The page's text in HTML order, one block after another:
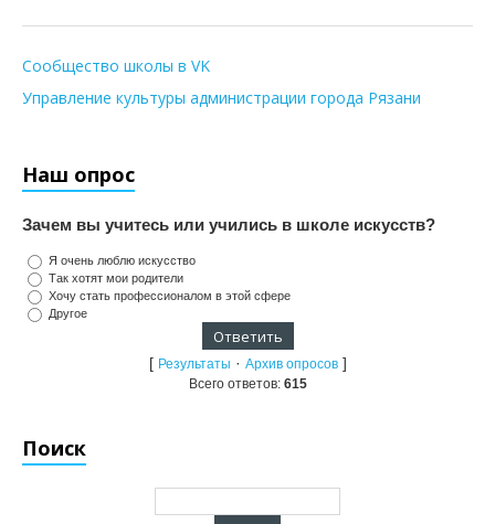
Сообщество школы в VK
Управление культуры администрации города Рязани
Наш опрос
Зачем вы учитесь или учились в школе искусств?
Я очень люблю искусство
Так хотят мои родители
Хочу стать профессионалом в этой сфере
Другое
[ Результаты · Архив опросов]
Всего ответов: 615
Поиск